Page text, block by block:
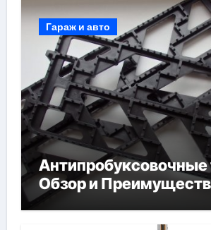
Гараж и авто
Антипробуксовочные
Обзор и